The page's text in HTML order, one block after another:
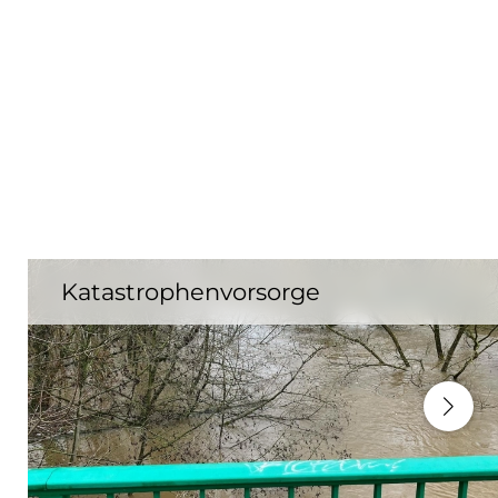
Katastrophenvorsorge